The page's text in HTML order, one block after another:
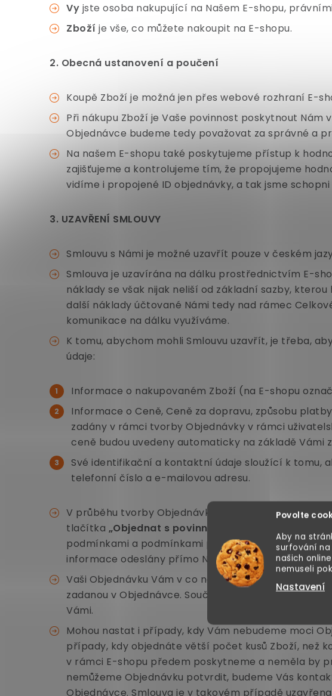
Povolte
Aby na
surfování
našich
nemuseli
Nastavení
Vy jste osoba nakupující na Našem E-shopu,
Zboží je vše, co můžete nakoupit na E-shopu.
2. Obecná ustanovení a poučení
Koupě Zboží je možná jen přes webové rozhraní E-
Při nákupu Zboží je Vaše povinnost poskytnout
Objednávce budeme tedy považovat za správné a
Na našem E-shopu také poskytujeme přístup k
zajišťujeme a kontrolujeme tím, že propojujeme
vidíme i propojené ID objednávky, a tak jsme
3. UZAVŘENÍ SMLOUVY
Smlouvu s Námi je možné uzavřít pouze v českém
Smlouva je uzavírána na dálku prostřednictvím E-
náklady se však nijak neliší od základní sazby,
další náklady účtované Námi tedy nad rámec
komunikace na dálku využíváme.
K tomu, abychom mohli Smlouvu uzavřít, je třeba,
údaje:
Informace o nakupovaném Zboží (na E-shopu
Informace o Ceně, Ceně za dopravu, způsobu
zadány v rámci tvorby Objednávky v rámci
ceně budou uvedeny automaticky na základě Vámi
Své identifikační a kontaktní údaje sloužící k tomu,
telefonní číslo a e-mailovou adresu.
V průběhu tvorby Objednávky může až do doby
tlačítka „Objednat s povinností platby“
podmínkami a podmínkami pro ochranu osobních
informace odeslány přímo Nám.
Vaši Objednávku Vám v co nejkratší době poté, kdy
zadanou v Objednávce. Součástí potvrzení bude
Vámi.
Mohou nastat i případy, kdy Vám nebudeme moci
případy, kdy objednáte větší počet kusů Zboží, než
v rámci E-shopu předem poskytneme a neměla by
nemůžeme Objednávku potvrdit, budeme Vás
Objednávce. Smlouva je v takovém případě